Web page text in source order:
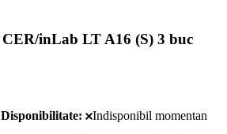
inLab LT A16 (S) 3 buc
Disponibilitate:
Indisponibil momentan